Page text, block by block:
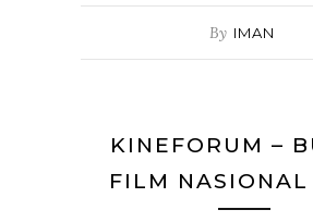
By IMAN
KINEFORUM –
FILM